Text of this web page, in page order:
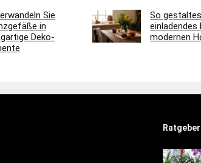
Sie
in
Deko-
So
modernen
Ratgeber